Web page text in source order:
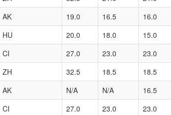
AK
19.0 16.5 16.0
HU
20.0 18.0 15.0
CI
27.0 23.0 23.0
ZH 32.5 18.5 18.5
AK
N/A N/A 16.5
CI
27.0 23.0 23.0